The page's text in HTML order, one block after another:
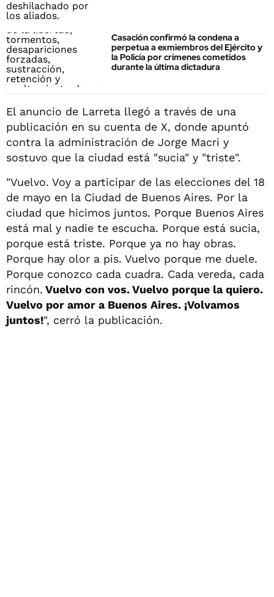
Casación confirmó la condena a
perpetua a exmiembros del Ejército y
la Policía por crímenes cometidos
durante la última dictadura
El anuncio de Larreta llegó a través de una
publicación en su cuenta de X, donde apuntó
contra la administración de Jorge Macri y
sostuvo que la ciudad está "sucia" y "triste".
"Vuelvo. Voy a participar de las elecciones del 18
de mayo en la Ciudad de Buenos Aires. Por la
ciudad que hicimos juntos. Porque Buenos Aires
está mal y nadie te escucha. Porque está sucia,
porque está triste. Porque ya no hay obras.
Porque hay olor a pis. Vuelvo porque me duele.
Porque conozco cada cuadra. Cada vereda, cada
rincón. Vuelvo con vos. Vuelvo porque la quiero.
Vuelvo por amor a Buenos Aires. ¡Volvamos
juntos!", cerró la publicación.